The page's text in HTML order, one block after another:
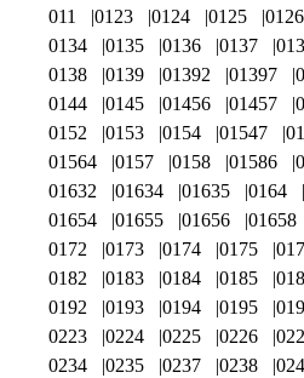
011 0123 0124 0125 0126
0134
0135 0136 0137
0138
0139 01392 01397
0144
0145 01456 01457
0152
0153 0154 01547
01564
0157 0158 01586
01632
01634 01635 0164
01654
01655 01656 01658
0172
0173 0174 0175
0182
0183 0184 0185
0192
0193 0194 0195
0223
0224 0225 0226
0234
0235 0237 0238 024